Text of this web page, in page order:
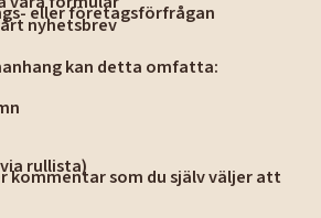
eller företagsförfrågan
nyhetsbrev
kan detta omfatta:
rullista)
kommentar som du själv väljer att